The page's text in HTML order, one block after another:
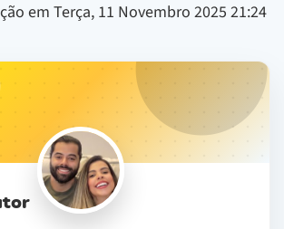
em Terça, 11 Novembro 2025 21:24